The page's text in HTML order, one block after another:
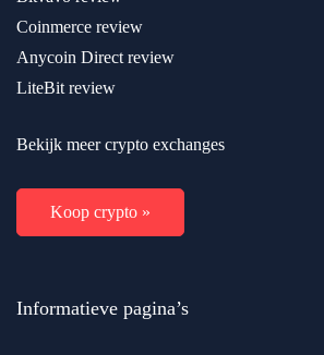
Coinmerce review
Anycoin Direct review
LiteBit review
Bekijk meer crypto exchanges
Koop crypto »
Informatieve pagina’s